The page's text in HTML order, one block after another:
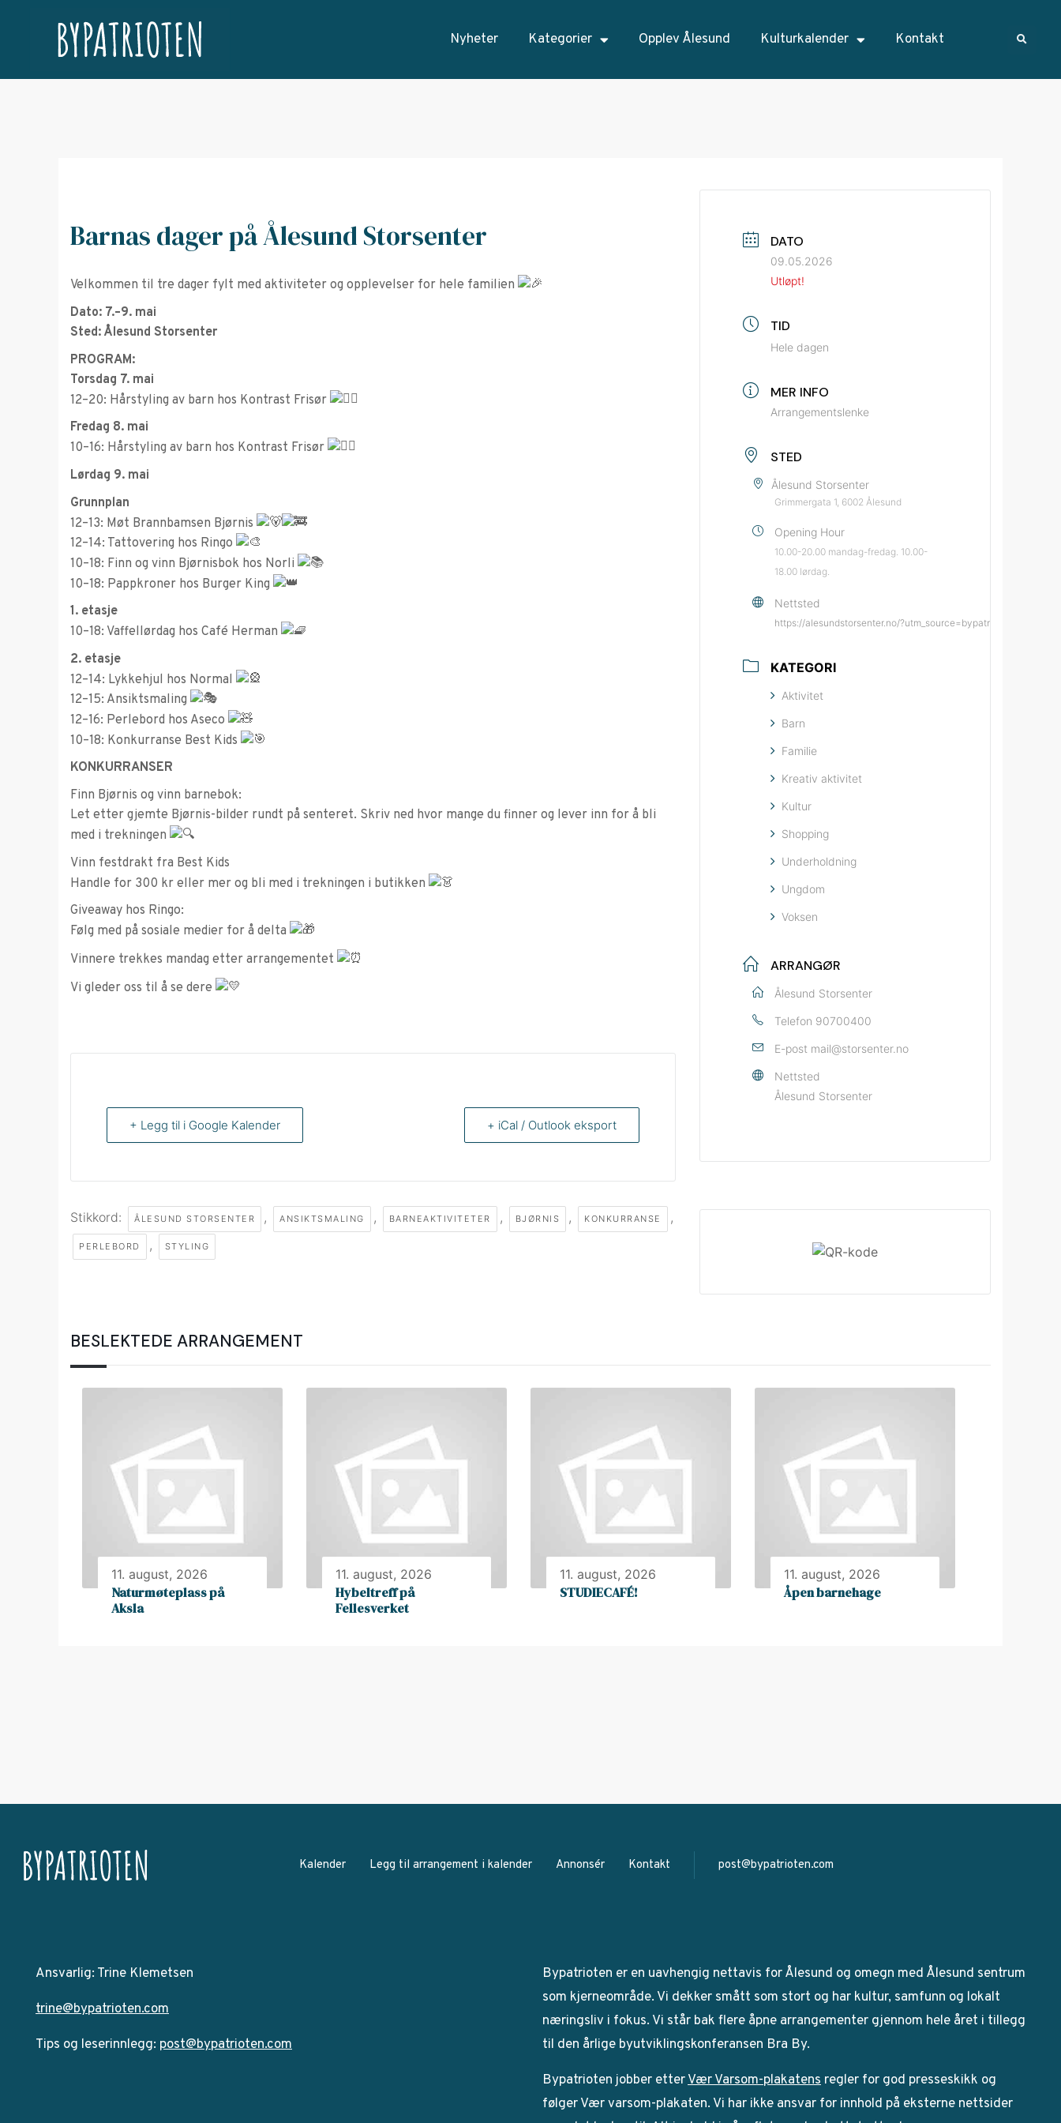
Nyheter Kategorier Opplev Ålesund Kulturkalender Kontakt
Barnas dager på Ålesund Storsenter
Velkommen til tre dager fylt med aktiviteter og opplevelser for hele familien
Dato: 7.–9. mai
Sted: Ålesund Storsenter
PROGRAM:
Torsdag 7. mai
12–20: Hårstyling av barn hos Kontrast Frisør
Fredag 8. mai
10–16: Hårstyling av barn hos Kontrast Frisør
Lørdag 9. mai
Grunnplan
12–13: Møt Brannbamsen Bjørnis
12–14: Tattovering hos Ringo
10–18: Finn og vinn Bjørnisbok hos Norli
10–18: Pappkroner hos Burger King
1. etasje
10–18: Vaffellørdag hos Café Herman
2. etasje
12–14: Lykkehjul hos Normal
12–15: Ansiktsmaling
12–16: Perlebord hos Aseco
10–18: Konkurranse Best Kids
KONKURRANSER
Finn Bjørnis og vinn barnebok:
Let etter gjemte Bjørnis-bilder rundt på senteret. Skriv ned hvor mange du finner og lever inn for å bli
med i trekningen
Vinn festdrakt fra Best Kids
Handle for 300 kr eller mer og bli med i trekningen i butikken
Giveaway hos Ringo:
Følg med på sosiale medier for å delta
Vinnere trekkes mandag etter arrangementet
Vi gleder oss til å se dere
+ Legg til i Google Kalender + iCal / Outlook eksport
Stikkord: ÅLESUND STORSENTER , ANSIKTSMALING , BARNEAKTIVITETER , BJØRNIS , KONKURRANSE ,
PERLEBORD , STYLING
DATO
09.05.2026
Utløpt!
TID
Hele dagen
MER INFO
Arrangementslenke
STED
Ålesund Storsenter
Grimmergata 1, 6002 Ålesund
Opening Hour
10.00-20.00 mandag-fredag. 10.00-
18.00 lørdag.
Nettsted
https://alesundstorsenter.no/
KATEGORI
Aktivitet
Barn
Familie
Kreativ aktivitet
Kultur
Shopping
Underholdning
Ungdom
Voksen
ARRANGØR
Ålesund Storsenter
Telefon 90700400
E-post mail@storsenter.no
Nettsted
Ålesund Storsenter
BESLEKTEDE ARRANGEMENT
11. august, 2026
Naturmøteplass på
Aksla
11. august, 2026
Hybeltreff på
Fellesverket
11. august, 2026
STUDIECAFÉ!
11. august, 2026
Åpen barnehage
Kalender Legg til arrangement i kalender Annonsér Kontakt post@bypatrioten.com
Ansvarlig: Trine Klemetsen
trine@bypatrioten.com
Tips og leserinnlegg: post@bypatrioten.com
Bypatrioten er en uavhengig nettavis for Ålesund og omegn med Ålesund sentrum
som kjerneområde. Vi dekker smått som stort og har kultur, samfunn og lokalt
næringsliv i fokus. Vi står bak flere åpne arrangementer gjennom hele året i tillegg
til den årlige byutviklingskonferansen Bra By.
Bypatrioten jobber etterVær Varsom-plakatens regler for god presseskikk og
følger Vær varsom-plakaten. Vi har ikke ansvar for innhold på eksterne nettsider